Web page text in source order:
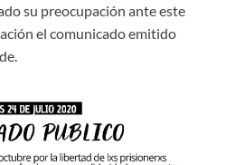
su preocupación ante este
el comunicado emitido